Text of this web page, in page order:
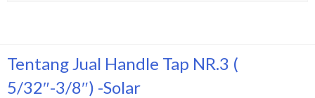
Tentang Jual Handle Tap NR.3 (
5/32″-3/8″) -Solar